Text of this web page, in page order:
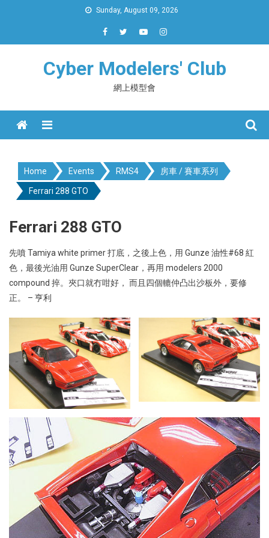
Sunday, August 09, 2026
Cyber Modelers' Club
網上模型會
Menu
Home Events RMS4 房車 / 賽車系列
Ferrari 288 GTO
Ferrari 288 GTO
先噴 Tamiya white primer 打底，之後上色，用 Gunze 油性#68 紅
色，最後光油用 Gunze SuperClear，再用 modelers 2000
compound 捽。夾口就冇咁好， 而且四個轆仲凸出沙板外，要修
正。 – 亨利